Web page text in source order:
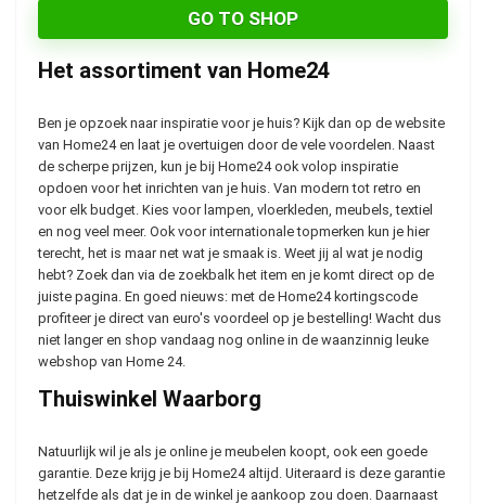
GO TO SHOP
Het assortiment van Home24
Ben je opzoek naar inspiratie voor je huis? Kijk dan op de website
van Home24 en laat je overtuigen door de vele voordelen. Naast
de scherpe prijzen, kun je bij Home24 ook volop inspiratie
opdoen voor het inrichten van je huis. Van modern tot retro en
voor elk budget. Kies voor lampen, vloerkleden, meubels, textiel
en nog veel meer. Ook voor internationale topmerken kun je hier
terecht, het is maar net wat je smaak is. Weet jij al wat je nodig
hebt? Zoek dan via de zoekbalk het item en je komt direct op de
juiste pagina. En goed nieuws: met de Home24 kortingscode
profiteer je direct van euro's voordeel op je bestelling! Wacht dus
niet langer en shop vandaag nog online in de waanzinnig leuke
webshop van Home 24.
Thuiswinkel Waarborg
Natuurlijk wil je als je online je meubelen koopt, ook een goede
garantie. Deze krijg je bij Home24 altijd. Uiteraard is deze garantie
hetzelfde als dat je in de winkel je aankoop zou doen. Daarnaast